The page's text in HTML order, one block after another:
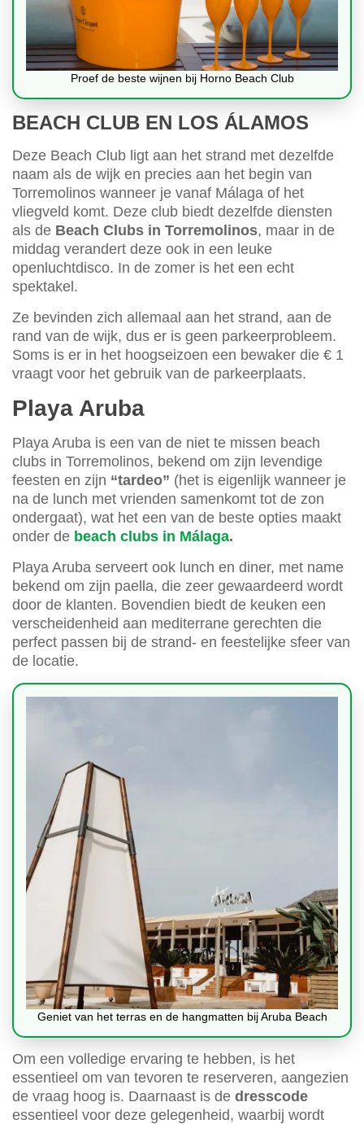
Proef de beste wijnen bij Horno Beach Club
BEACH CLUB EN LOS ÁLAMOS
Deze Beach Club ligt aan het strand met dezelfde
naam als de wijk en precies aan het begin van
Torremolinos wanneer je vanaf Málaga of het
vliegveld komt. Deze club biedt dezelfde diensten
als de Beach Clubs in Torremolinos, maar in de
middag verandert deze ook in een leuke
openluchtdisco. In de zomer is het een echt
spektakel.
Ze bevinden zich allemaal aan het strand, aan de
rand van de wijk, dus er is geen parkeerprobleem.
Soms is er in het hoogseizoen een bewaker die € 1
vraagt voor het gebruik van de parkeerplaats.
Playa Aruba
Playa Aruba is een van de niet te missen beach
clubs in Torremolinos, bekend om zijn levendige
feesten en zijn “tardeo” (het is eigenlijk wanneer je
na de lunch met vrienden samenkomt tot de zon
ondergaat), wat het een van de beste opties maakt
onder de beach clubs in Málaga.
Playa Aruba serveert ook lunch en diner, met name
bekend om zijn paella, die zeer gewaardeerd wordt
door de klanten. Bovendien biedt de keuken een
verscheidenheid aan mediterrane gerechten die
perfect passen bij de strand- en feestelijke sfeer van
de locatie.
Geniet van het terras en de hangmatten bij Aruba Beach
Om een volledige ervaring te hebben, is het
essentieel om van tevoren te reserveren, aangezien
de vraag hoog is. Daarnaast is de dresscode
essentieel voor deze gelegenheid, waarbij wordt